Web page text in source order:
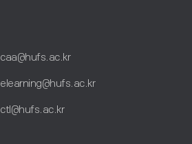
caa@hufs.ac.kr
elearning@hufs.ac.kr
ctl@hufs.ac.kr